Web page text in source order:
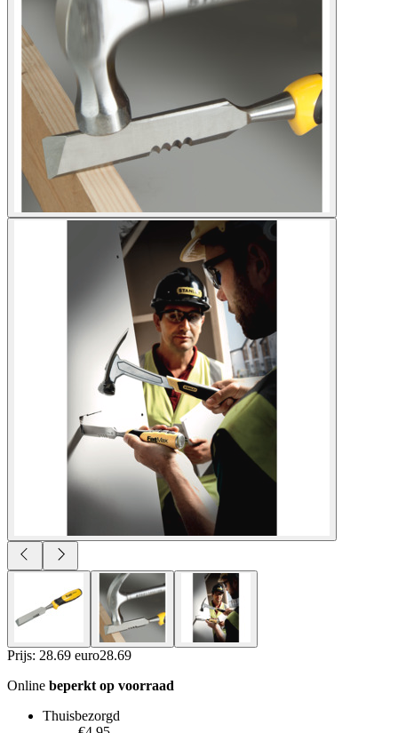
Prijs: 28.69 euro28.69
Online beperkt op voorraad
Thuisbezorgd